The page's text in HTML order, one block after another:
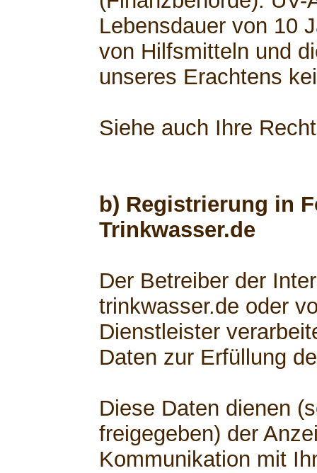
Lebensdauer von 10
von Hilfsmitteln und
unseres Erachtens
Siehe auch Ihre
b) Registrierung in
Trinkwasser.de
Der Betreiber der
trinkwasser.de oder
Dienstleister
Daten zur Erfüllung
Diese Daten dienen
freigegeben) der
Kommunikation mit